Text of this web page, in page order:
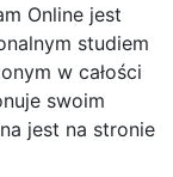
Online jest
studiem
w całości
swoim
jest na stronie